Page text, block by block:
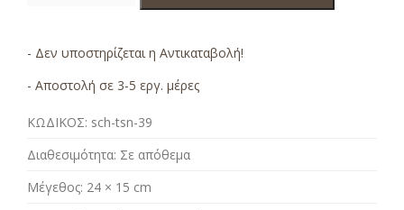
- Δεν υποστηρίζεται η Αντικαταβολή!
- Αποστολή σε 3-5 εργ. μέρες
ΚΩΔΙΚΟΣ: sch-tsn-39
Διαθεσιμότητα: Σε απόθεμα
Μέγεθος: 24 × 15 cm